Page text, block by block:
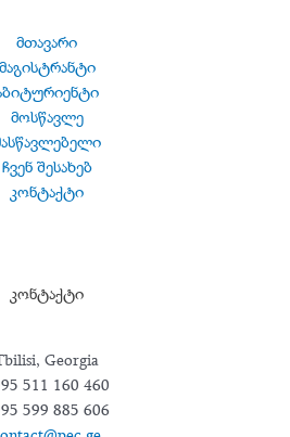
მთავარი
მაგისტრანტი
მოსწავლე
ჩვენ შესახებ
კონტაქტი
კონტაქტი
Georgia
511 160 460
599 885 606